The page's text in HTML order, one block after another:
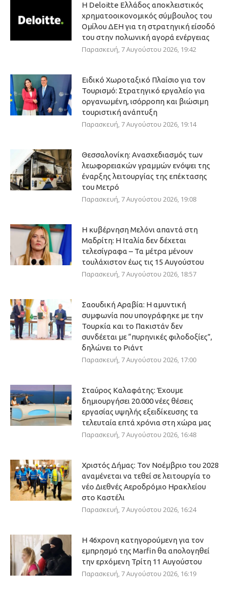
Η Deloitte Ελλάδος αποκλειστικός
χρηματοοικονομικός σύμβουλος του
Ομίλου ΔΕΗ για τη στρατηγική είσοδό
του στην πολωνική αγορά ενέργειας
Παρασκευή, 7 Αυγούστου 2026, 19:42
Ειδικό Χωροταξικό Πλαίσιο για τον
Τουρισμό: Στρατηγικό εργαλείο για
οργανωμένη, ισόρροπη και βιώσιμη
τουριστική ανάπτυξη
Παρασκευή, 7 Αυγούστου 2026, 19:14
Θεσσαλονίκη: Ανασχεδιασμός των
λεωφορειακών γραμμών ενόψει της
έναρξης λειτουργίας της επέκτασης
του Μετρό
Παρασκευή, 7 Αυγούστου 2026, 19:08
Η κυβέρνηση Μελόνι απαντά στη
Μαδρίτη: Η Ιταλία δεν δέχεται
τελεσίγραφα – Τα μέτρα μένουν
τουλάχιστον έως τις 15 Αυγούστου
Παρασκευή, 7 Αυγούστου 2026, 18:57
Σαουδική Αραβία: Η αμυντική
συμφωνία που υπογράφηκε με την
Τουρκία και το Πακιστάν δεν
συνδέεται με “πυρηνικές φιλοδοξίες”,
δηλώνει το Ριάντ
Παρασκευή, 7 Αυγούστου 2026, 17:00
Σταύρος Καλαφάτης: Έχουμε
δημιουργήσει 20.000 νέες θέσεις
εργασίας υψηλής εξειδίκευσης τα
τελευταία επτά χρόνια στη χώρα μας
Παρασκευή, 7 Αυγούστου 2026, 16:48
Χριστός Δήμας: Τον Νοέμβριο του 2028
αναμένεται να τεθεί σε λειτουργία το
νέο Διεθνές Αεροδρόμιο Ηρακλείου
στο Καστέλι
Παρασκευή, 7 Αυγούστου 2026, 16:24
Η 46χρονη κατηγορούμενη για τον
εμπρησμό της Marfin θα απολογηθεί
την ερχόμενη Τρίτη 11 Αυγούστου
Παρασκευή, 7 Αυγούστου 2026, 16:19